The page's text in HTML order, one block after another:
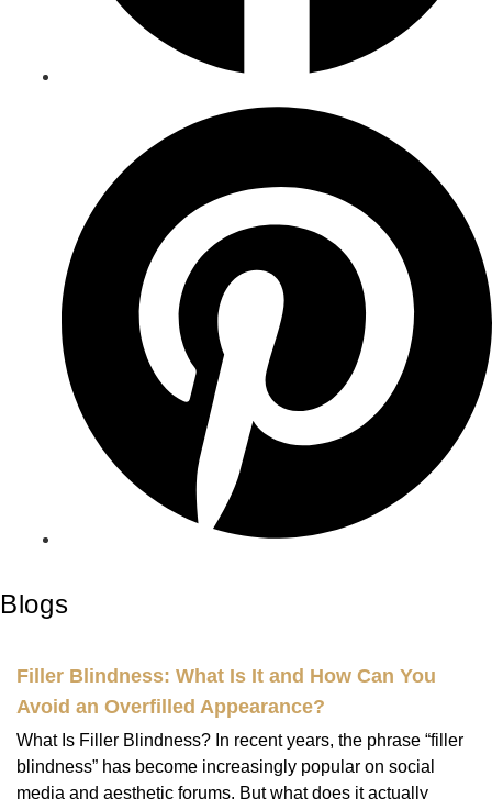
Blogs
Filler Blindness: What Is It and How Can You
Avoid an Overfilled Appearance?
What Is Filler Blindness? In recent years, the phrase “filler
blindness” has become increasingly popular on social
media and aesthetic forums. But what does it actually